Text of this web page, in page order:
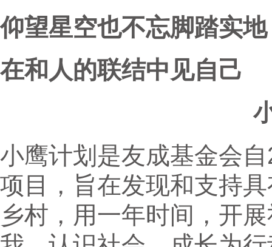
仰望星空也不忘脚踏实地
在和人的联结中见自己
小鹰计划是友成基金会
项目，旨在发现和支持
乡村，用一年时间，开